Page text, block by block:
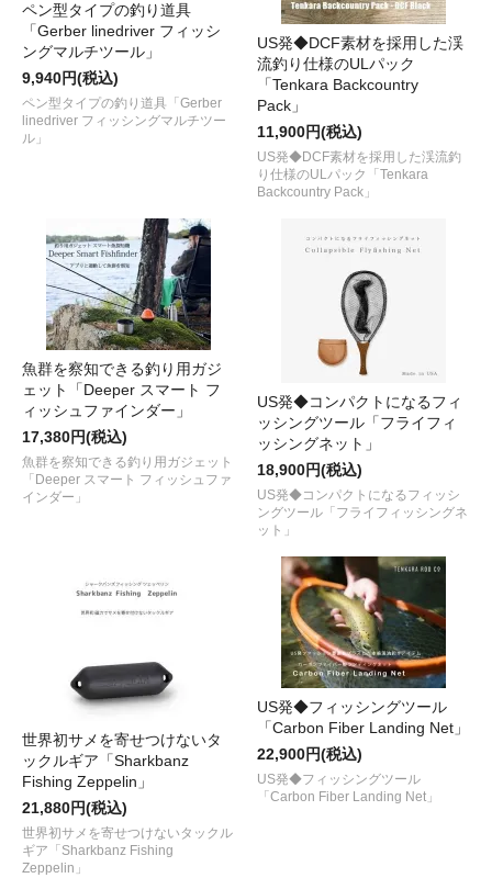
ペン型タイプの釣り道具
「Gerber linedriver フィッシ
ングマルチツール」
9,940円(税込)
ペン型タイプの釣り道具「Gerber
linedriver フィッシングマルチツー
ル」
US発◆DCF素材を採用した渓
流釣り仕様のULパック
「Tenkara Backcountry
Pack」
11,900円(税込)
US発◆DCF素材を採用した渓流釣
り仕様のULパック「Tenkara
Backcountry Pack」
魚群を察知できる釣り用ガジ
ェット「Deeper スマート フ
ィッシュファインダー」
17,380円(税込)
魚群を察知できる釣り用ガジェット
「Deeper スマート フィッシュファ
インダー」
US発◆コンパクトになるフィ
ッシングツール「フライフィ
ッシングネット」
18,900円(税込)
US発◆コンパクトになるフィッシ
ングツール「フライフィッシングネ
ット」
世界初サメを寄せつけないタ
ックルギア「Sharkbanz
Fishing Zeppelin」
21,880円(税込)
世界初サメを寄せつけないタックル
ギア「Sharkbanz Fishing
Zeppelin」
US発◆フィッシングツール
「Carbon Fiber Landing Net」
22,900円(税込)
US発◆フィッシングツール
「Carbon Fiber Landing Net」